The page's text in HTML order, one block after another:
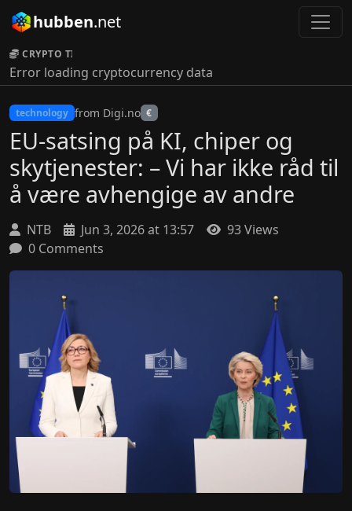
hubben.net
CRYPTO TICKER:
Error loading cryptocurrency data
technology from Digi.no €
EU-satsing på KI, chiper og
skytjenester: – Vi har ikke råd til
å være avhengige av andre
NTB Jun 3, 2026 at 13:57
93 Views
0 Comments